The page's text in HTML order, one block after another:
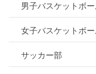
男子バスケットボ
女子バスケットボ
サッカー部